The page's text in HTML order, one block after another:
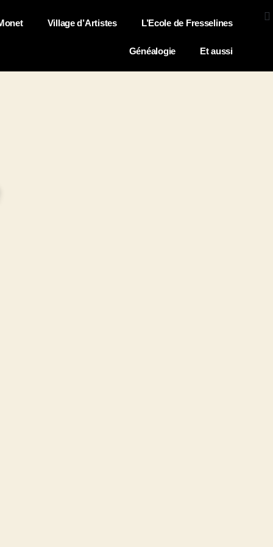
Village d’Artistes L’Ecole de Fresselines
Généalogie Et aussi